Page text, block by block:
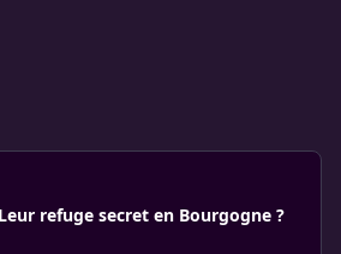
refuge secret en Bourgogne ?